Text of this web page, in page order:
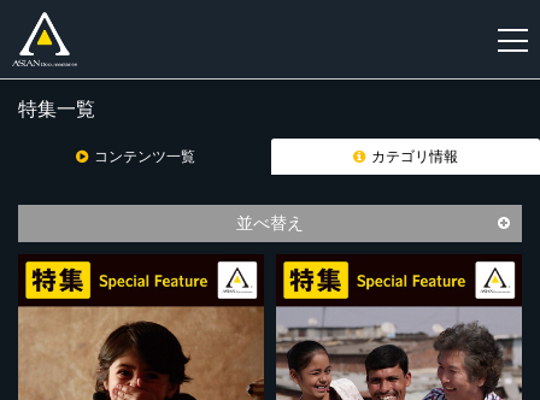
登
特集一覧
コンテンツ一覧 カテゴリ情報
並べ替え